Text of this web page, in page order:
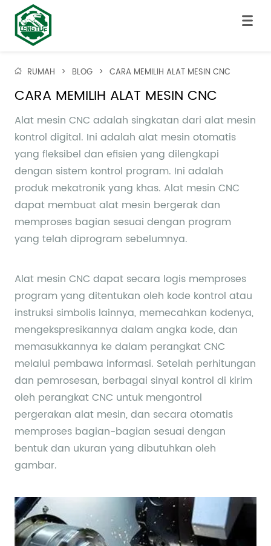
RUMAH > BLOG > CARA MEMILIH ALAT MESIN CNC
CARA MEMILIH ALAT MESIN CNC